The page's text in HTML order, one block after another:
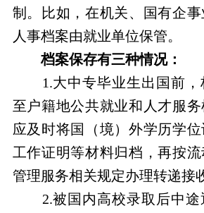
制。比如，在机关、国有企事
人事档案由就业单位保管。
档案保存有三种情况：
1.大中专毕业生出国前，
至户籍地公共就业和人才服务
应及时将国（境）外学历学位
工作证明等材料归档，再按
管理服务相关规定办理转递接
2.被国内高校录取后中途